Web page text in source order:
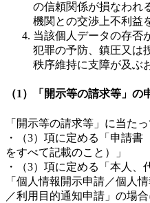
の信頼関係が損なわれ
機関との交渉上不利益
当該個人データの存否
犯罪の予防、鎮圧又は
秩序維持に支障が及ぶ
（1）「開示等の請求等」の
「開示等の請求等」に当たっ
・（3）項に定める「申請
をすべて記載のこと）」
・（3）項に定める「本人、
「個人情報開示申請／個人
／利用目的通知申請」の場